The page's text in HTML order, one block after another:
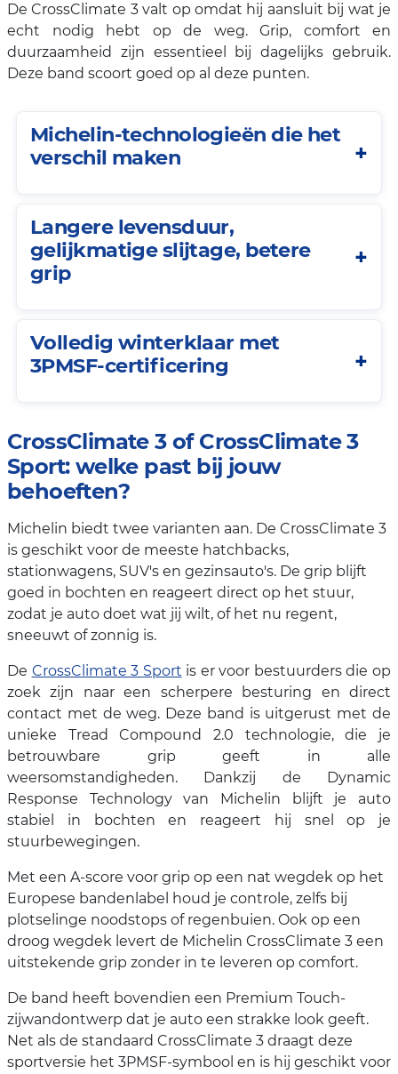
De CrossClimate 3 valt op omdat hij aansluit bij wat je
echt nodig hebt op de weg. Grip, comfort en
duurzaamheid zijn essentieel bij dagelijks gebruik.
Deze band scoort goed op al deze punten.
Michelin-technologieën die het
verschil maken
Langere levensduur,
gelijkmatige slijtage, betere
grip
Volledig winterklaar met
3PMSF-certificering
CrossClimate 3 of CrossClimate 3
Sport: welke past bij jouw
behoeften?
Michelin biedt twee varianten aan. De CrossClimate 3
is geschikt voor de meeste hatchbacks,
stationwagens, SUV's en gezinsauto's. De grip blijft
goed in bochten en reageert direct op het stuur,
zodat je auto doet wat jij wilt, of het nu regent,
sneeuwt of zonnig is.
De CrossClimate 3 Sport is er voor bestuurders die op
zoek zijn naar een scherpere besturing en direct
contact met de weg. Deze band is uitgerust met de
unieke Tread Compound 2.0 technologie, die je
betrouwbare grip geeft in alle
weersomstandigheden. Dankzij de Dynamic
Response Technology van Michelin blijft je auto
stabiel in bochten en reageert hij snel op je
stuurbewegingen.
Met een A-score voor grip op een nat wegdek op het
Europese bandenlabel houd je controle, zelfs bij
plotselinge noodstops of regenbuien. Ook op een
droog wegdek levert de Michelin CrossClimate 3 een
uitstekende grip zonder in te leveren op comfort.
De band heeft bovendien een Premium Touch-
zijwandontwerp dat je auto een strakke look geeft.
Net als de standaard CrossClimate 3 draagt deze
sportversie het 3PMSF-symbool en is hij geschikt voor